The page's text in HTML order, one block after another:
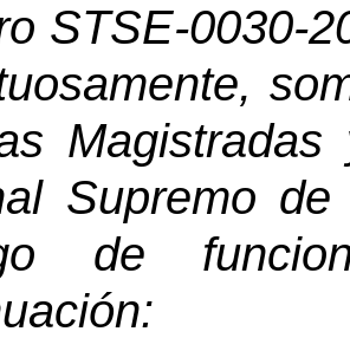
STSE-0030-
Supremo
de